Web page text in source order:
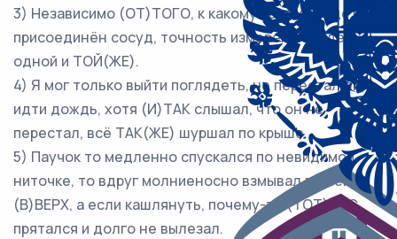
3) Независимо (ОТ)ТОГО, к какому колену будет
присоединён сосуд, точность измерения будет
одной и ТОЙ(ЖЕ).
4) Я мог только выйти поглядеть, не перестал ли
идти дождь, хотя (И)ТАК слышал, что он не
перестал, всё ТАК(ЖЕ) шуршал по крыше.
5) Паучок то медленно спускался по невидимой
ниточке, то вдруг молниеносно взмывал по ней
(В)ВЕРХ, а если кашлянуть, почему-то (ТОТ)ЧАС
прятался и долго не вылезал.